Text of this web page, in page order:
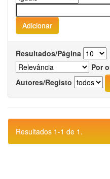
Resultados/Página
Por
Autores/Registo
Resultados 1-1 de 1.